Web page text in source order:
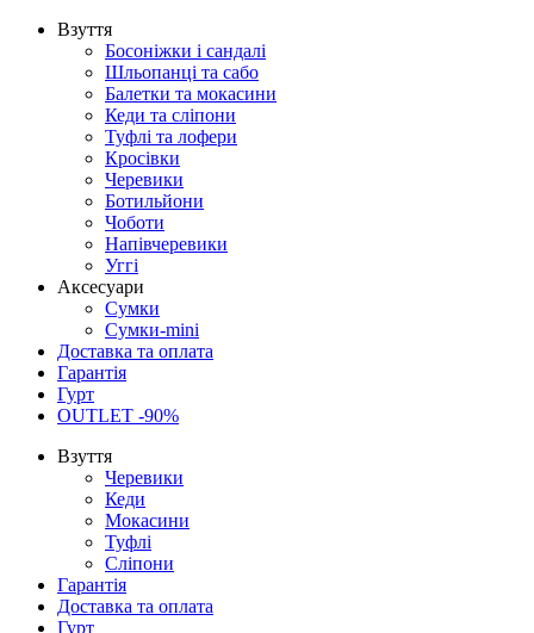
Взуття
Босоніжки і сандалі
Шльопанці та сабо
Балетки та мокасини
Кеди та сліпони
Туфлі та лофери
Кросівки
Черевики
Ботильйони
Чоботи
Напівчеревики
Уггі
Аксесуари
Сумки
Сумки-mini
Доставка та оплата
Гарантія
Гурт
OUTLET -90%
Взуття
Черевики
Кеди
Мокасини
Туфлі
Сліпони
Гарантія
Доставка та оплата
Гурт